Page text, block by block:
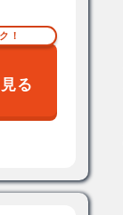
！
る